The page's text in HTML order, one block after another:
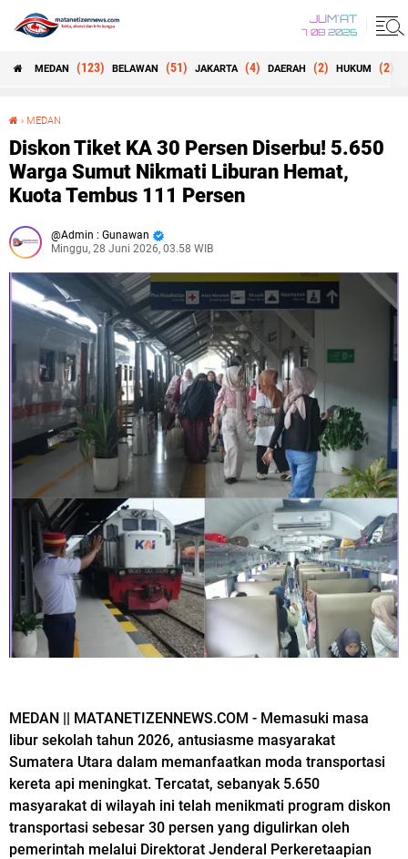
JUM'AT
7 08 2026
MEDAN (123) BELAWAN (51) JAKARTA (4) DAERAH (2) HUKUM (2)
› MEDAN
Diskon Tiket KA 30 Persen Diserbu! 5.650
Warga Sumut Nikmati Liburan Hemat,
Kuota Tembus 111 Persen
Admin : Gunawan
Minggu, 28 Juni 2026, 03.58 WIB
MEDAN || MATANETIZENNEWS.COM - Memasuki masa
libur sekolah tahun 2026, antusiasme masyarakat
Sumatera Utara dalam memanfaatkan moda transportasi
kereta api meningkat. Tercatat, sebanyak 5.650
masyarakat di wilayah ini telah menikmati program diskon
transportasi sebesar 30 persen yang digulirkan oleh
pemerintah melalui Direktorat Jenderal Perkeretaapian